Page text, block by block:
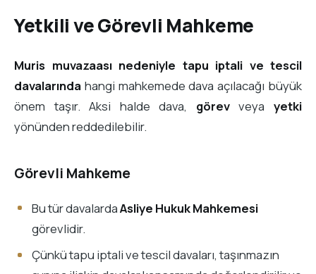
Yetkili ve Görevli Mahkeme
Muris muvazaası nedeniyle tapu iptali ve tescil
davalarında hangi mahkemede dava açılacağı büyük
önem taşır. Aksi halde dava, görevveyayetki
yönünden reddedilebilir.
Görevli Mahkeme
Bu tür davalardaAsliye Hukuk Mahkemesi
görevlidir.
Çünkü tapu iptali ve tescil davaları, taşınmazın